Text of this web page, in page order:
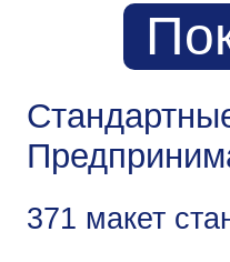
371 макет